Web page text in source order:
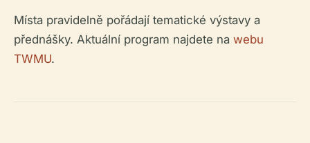
Místa pravidelně pořádají tematické výstavy a
přednášky. Aktuální program najdete na webu
TWMU.